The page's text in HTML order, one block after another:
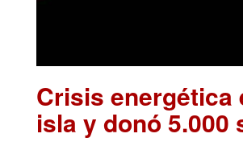
Crisis energética
isla y donó